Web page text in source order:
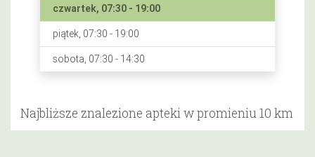
czwartek, 07:30 - 19:00
piątek, 07:30 - 19:00
sobota, 07:30 - 14:30
Najbliższe znalezione apteki w promieniu 10 km